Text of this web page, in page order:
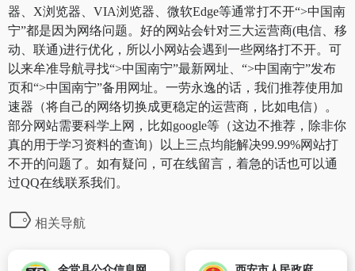
器、X浏览器、VIA浏览器、微软Edge等通常打不开“>中国南
宁”都是因为网络问题。好的网站会针对三大运营商(电信、移
动、联通)进行优化，所以小网站会遇到一些网络打不开。可
以来牟准导航寻找“>中国南宁”最新网址、“>中国南宁”发布
页和“>中国南宁”备用网址。一劳永逸的话，我们推荐使用加
速器（将自己的网络切换成更稳定的运营商，比如电信）。
部分网站需要科学上网，比如google等（这边不推荐，除非你
真的用于学习资料的查询）以上三点均能解决99.99%网站打
不开的问题了。如有疑问，可在线留言，着急的话也可以通
过QQ在线联系我们。
相关导航